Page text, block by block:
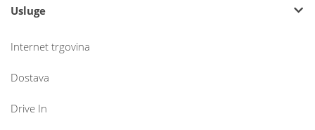
Usluge
Internet trgovina
Dostava
Drive In